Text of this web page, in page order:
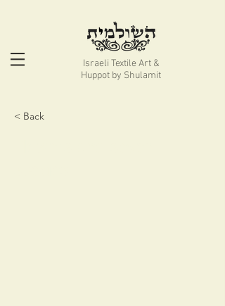
Israeli Textile Art &
Huppot by Shulamit
< Back